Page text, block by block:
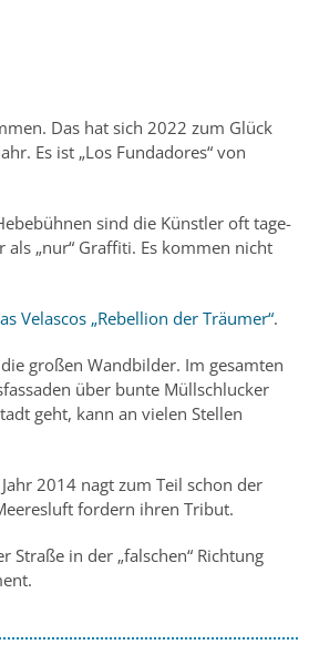
Das hat sich 2022 zum Glück
Es ist „Los Fundadores“ von
sind die Künstler oft tage-
„nur“ Graffiti. Es kommen nicht
Velascos „Rebellion der Träumer“.
großen Wandbilder. Im gesamten
über bunte Müllschlucker
geht, kann an vielen Stellen
2014 nagt zum Teil schon der
fordern ihren Tribut.
in der „falschen“ Richtung